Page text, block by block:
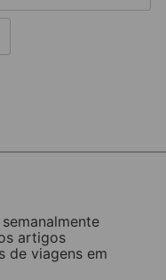
artigos
de viagens em